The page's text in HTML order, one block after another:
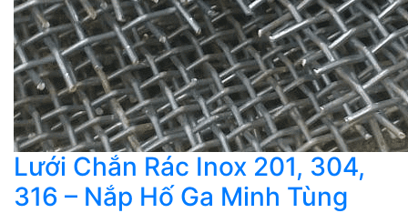
Lưới Chắn Rác Inox 201, 304,
316 – Nắp Hố Ga Minh Tùng